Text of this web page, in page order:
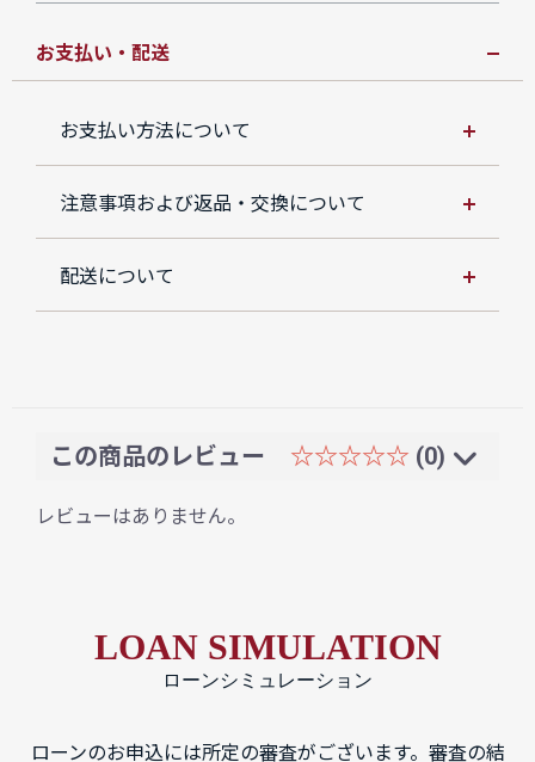
お支払い・配送
お支払い方法について
注意事項および返品・交換について
配送について
この商品のレビュー ☆☆☆☆☆ (0)
レビューはありません。
LOAN SIMULATION
ローンシミュレーション
ローンのお申込には所定の審査がございます。審査の結